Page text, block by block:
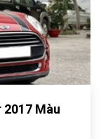
2017 Màu